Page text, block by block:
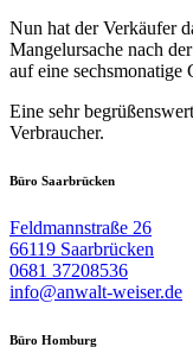
Nun hat der Verkäufer
Mangelursache nach
auf eine sechsmonatige
Eine sehr
Verbraucher.
Büro Saarbrücken
Feldmannstraße 26
66119 Saarbrücken
0681 37208536
info@anwalt-weiser.de
Büro Homburg